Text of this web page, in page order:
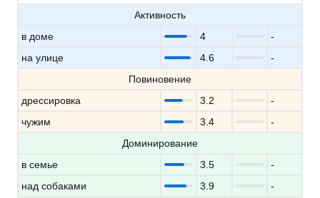
Активность
в доме
4
-
на улице
4.6
-
Повиновение
дрессировка
3.2
-
чужим
3.4
-
Доминирование
в семье
3.5
-
над собаками
3.9
-